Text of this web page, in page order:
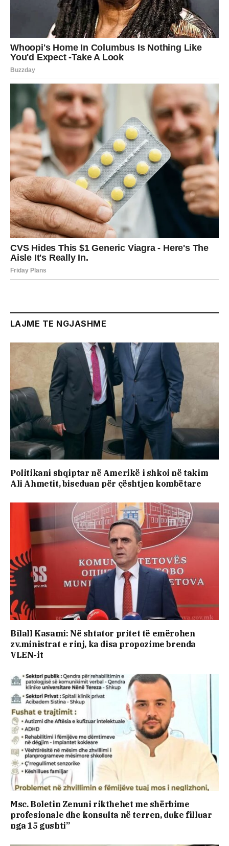
LAJME TE NGJASHME
Politikani shqiptar në Amerikë i shkoi në takim
Ali Ahmetit, biseduan për çështjen kombëtare
Bilall Kasami: Në shtator pritet të emërohen
zv.ministrat e rinj, ka disa propozime brenda
VLEN-it
Msc. Boletin Zenuni rikthehet me shërbime
profesionale dhe konsulta në terren, duke filluar
nga 15 gushti”